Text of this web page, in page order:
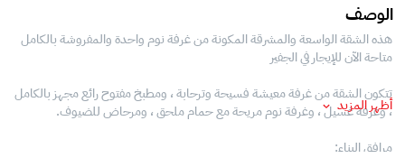
الوصف
هذه الشقة الواسعة والمشرقة المكونة من غرفة نوم واحدة والمفروشة بالكامل
متاحة الآن للإيجار في الجفير
تتكون الشقة من غرفة معيشة فسيحة وترحابة ، ومطبخ مفتوح رائع مجهز بالكامل
، وغرفة غسيل ، وغرفة نوم مريحة مع حمام ملحق ، ومرحاض للضيوف.
مرافق البناء:
أظهر المزيد